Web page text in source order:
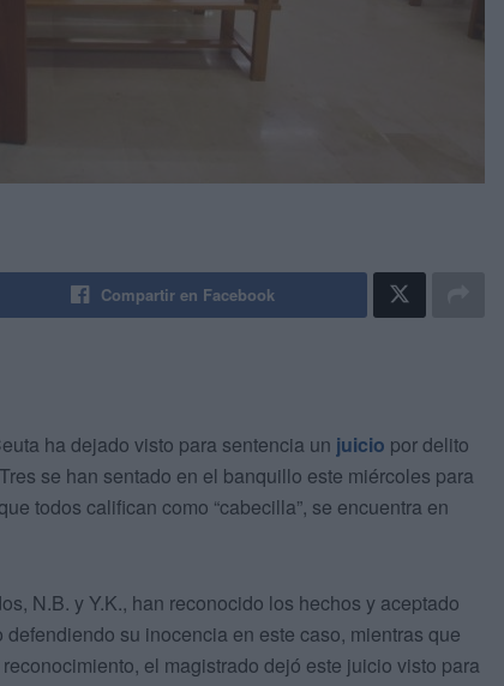
Compartir en Facebook
ha dejado visto para sentencia un juicio por delito
se han sentado en el banquillo este miércoles para
todos califican como “cabecilla”, se encuentra en
N.B. y Y.K., han reconocido los hechos y aceptado
su inocencia en este caso, mientras que
el magistrado dejó este juicio visto para